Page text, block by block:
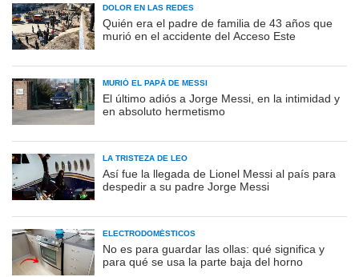
DOLOR EN LAS REDES
Quién era el padre de familia de 43 años que
murió en el accidente del Acceso Este
MURIÓ EL PAPÁ DE MESSI
El último adiós a Jorge Messi, en la intimidad y
en absoluto hermetismo
LA TRISTEZA DE LEO
Así fue la llegada de Lionel Messi al país para
despedir a su padre Jorge Messi
ELECTRODOMÉSTICOS
No es para guardar las ollas: qué significa y
para qué se usa la parte baja del horno